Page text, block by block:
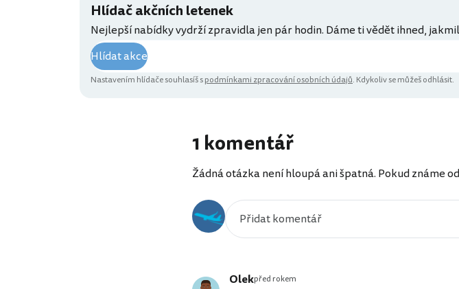
Hlídač akčních letenek
Nejlepší nabídky vydrží zpravidla jen pár hodin. Dáme ti vědět ihned,
Hlídat akce
Nastavením hlídače souhlasíš spodmínkami zpracování osobních údajů. Kdykoliv se můžeš odhlásit.
1 komentář
Žádná otázka není hloupá ani špatná. Pokud známe
Olekpřed rokem